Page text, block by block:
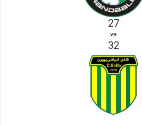
27
vs
32